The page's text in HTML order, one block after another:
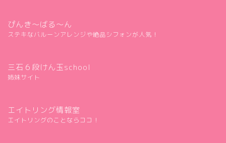
ぴんき～ばる～ん
ステキなバルーンアレンジや絶品シフォンが人気！
三石６段けん玉school
姉妹サイト
エイトリング情報室
エイトリングのことならココ！